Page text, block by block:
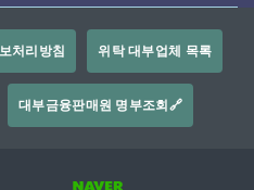
처리방침 위탁 대부업체 목록
대부금융판매원 명부조회🔗